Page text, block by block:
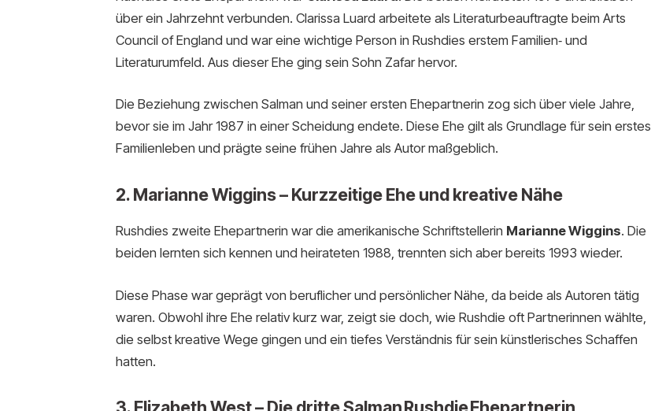
über ein Jahrzehnt verbunden. Clarissa Luard arbeitete als Literaturbeauftragte beim Arts
Council of England und war eine wichtige Person in Rushdies erstem Familien‑ und
Literaturumfeld. Aus dieser Ehe ging sein Sohn Zafar hervor.
Die Beziehung zwischen Salman und seiner ersten Ehepartnerin zog sich über viele Jahre,
bevor sie im Jahr 1987 in einer Scheidung endete. Diese Ehe gilt als Grundlage für sein erstes
Familienleben und prägte seine frühen Jahre als Autor maßgeblich.
2. Marianne Wiggins – Kurzzeitige Ehe und kreative Nähe
Rushdies zweite Ehepartnerin war die amerikanische Schriftstellerin Marianne Wiggins. Die
beiden lernten sich kennen und heirateten 1988, trennten sich aber bereits 1993 wieder.
Diese Phase war geprägt von beruflicher und persönlicher Nähe, da beide als Autoren tätig
waren. Obwohl ihre Ehe relativ kurz war, zeigt sie doch, wie Rushdie oft Partnerinnen wählte,
die selbst kreative Wege gingen und ein tiefes Verständnis für sein künstlerisches Schaffen
hatten.